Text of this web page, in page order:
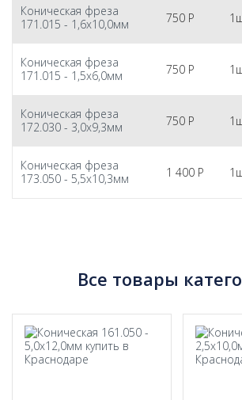
Коническая фреза
171.015 - 1,6х10,0мм
750 Р
Коническая фреза
171.015 - 1,5х6,0мм
750 Р
Коническая фреза
172.030 - 3,0х9,3мм
750 Р
Коническая фреза
173.050 - 5,5х10,3мм
1 400 Р
Все товары